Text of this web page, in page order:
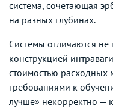
система, сочетающая
на разных глубинах.
Системы отличаются не
конструкцией
стоимостью расходных
требованиями к
лучше» некорректно —